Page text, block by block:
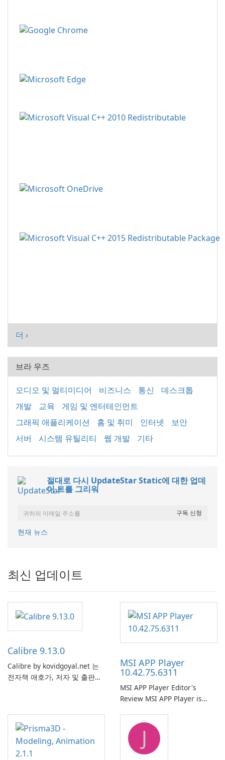
더 ›
브라 우즈
오디오 및 멀티미디어 비즈니스 통신
데스크톱
개발
교육
게임 및 엔터테인먼트
그래픽 애플리케이션
홈 및 취미 인터넷
보안
서버
시스템 유틸리티 웹 개발 기타
절대로 다시 UpdateStar Static에 대한 업데
이 트를 그리워
현재 뉴스
최신 업데이트
Calibre 9.13.0
Calibre by kovidgoyal.net 는
전자책 애호가, 저자 및 출판사
소프트웨어는 사용자에게 다양
한 장치와 전자책 형식에서 전
자책을 구성, 변환, 편집 및 동
기화하기 위한 포괄적인 솔루션
MSI APP Player
10.42.75.6311
MSI APP Player Editor's
Review MSI APP Player is
emulator built atop the
BlueStacks engine and tuned
for MSI hardware.
J